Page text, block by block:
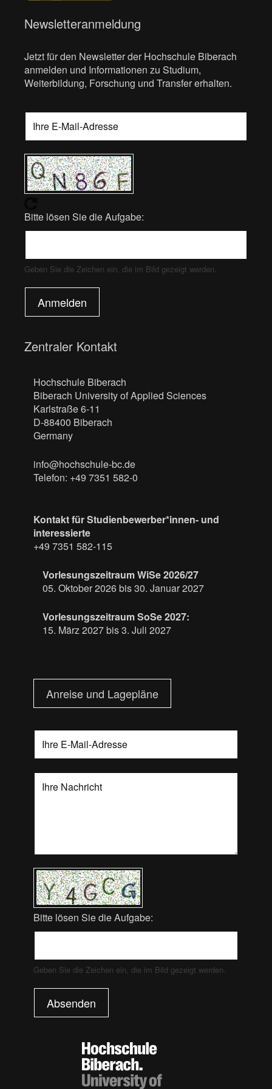
Newsletteranmeldung
Jetzt für den Newsletter der Hochschule Biberach
anmelden und Informationen zu Studium,
Weiterbildung, Forschung und Transfer erhalten.
Bitte lösen Sie die Aufgabe:
Geben Sie die Zeichen ein, die im Bild gezeigt werden.
Anmelden
Zentraler Kontakt
Hochschule Biberach
Biberach University of Applied Sciences
Karlstraße 6-11
D-88400 Biberach
Germany
info@hochschule-bc.de
Telefon: +49 7351 582-0
Kontakt für Studienbewerber*innen- und
interessierte
+49 7351 582-115
Vorlesungszeitraum WiSe 2026/27
05. Oktober 2026 bis 30. Januar 2027
Vorlesungszeitraum SoSe 2027:
15. März 2027 bis 3. Juli 2027
Anreise und Lagepläne
Bitte lösen Sie die Aufgabe:
Geben Sie die Zeichen ein, die im Bild gezeigt werden.
Absenden